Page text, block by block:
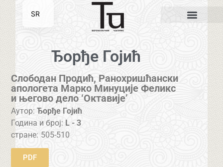
Ђорђе Гојић
Слободан Продић, Ранохришћански
апологета Марко Минуције Феликс
и његово дело ‘Октавије’
Аутор: Ђорђе Гојић
Година и број: L - 3
стране: 505-510
PDF
SR
EN